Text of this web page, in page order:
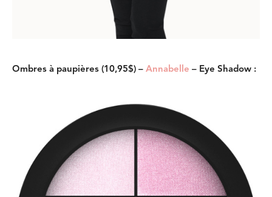
Ombres à paupières (10,95$) – Annabelle – Eye Shadow :